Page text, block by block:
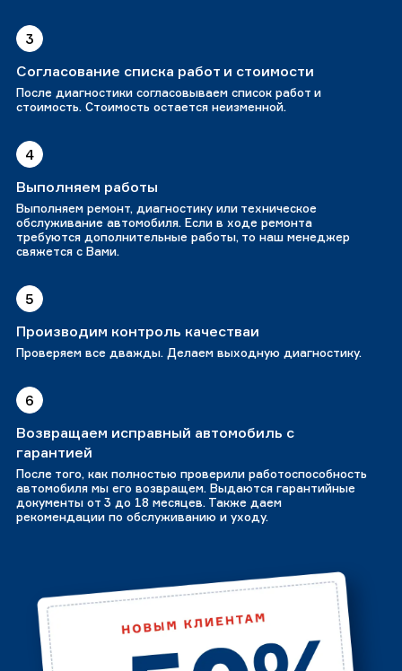
3
Согласование списка работ и стоимости
После диагностики согласовываем список работ и
стоимость. Стоимость остается неизменной.
4
Выполняем работы
Выполняем ремонт, диагностику или техническое
обслуживание автомобиля. Если в ходе ремонта
требуются дополнительные работы, то наш менеджер
свяжется с Вами.
5
Производим контроль качестваи
Проверяем все дважды. Делаем выходную диагностику.
6
Возвращаем исправный автомобиль с
гарантией
После того, как полностью проверили работоспособность
автомобиля мы его возвращем. Выдаются гарантийные
документы от 3 до 18 месяцев. Также даем
рекомендации по обслуживанию и уходу.